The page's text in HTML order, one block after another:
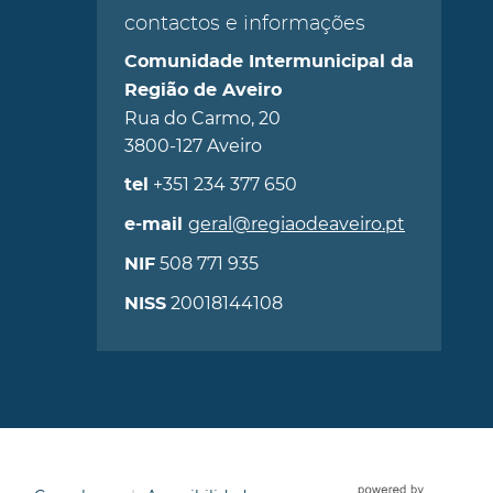
contactos e informações
Comunidade Intermunicipal da
Região de Aveiro
Rua do Carmo, 20
3800-127 Aveiro
tel +351 234 377 650
e-mail geral@regiaodeaveiro.pt
NIF508 771 935
NISS20018144108